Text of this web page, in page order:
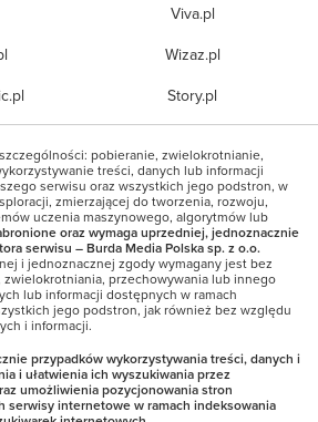
Viva.pl
Wizaz.pl
Story.pl
pobieranie, zwielokrotnianie,
treści, danych lub informacji
serwisu oraz wszystkich jego podstron, w
zmierzającej do tworzenia, rozwoju,
uczenia maszynowego, algorytmów lub
oraz wymaga uprzedniej, jednoznacznie
serwisu – Burda Media Polska sp. z o.o.
i jednoznacznej zgody wymagany jest bez
przechowywania lub innego
lub informacji dostępnych w ramach
jego podstron, jak również bez względu
i informacji.
przypadków wykorzystywania treści, danych i
i ułatwienia ich wyszukiwania przez
umożliwienia pozycjonowania stron
serwisy internetowe w ramach indeksowania